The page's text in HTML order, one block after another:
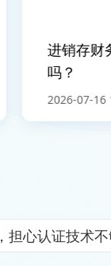
进销存财
吗？
2026-07-16
心认证技